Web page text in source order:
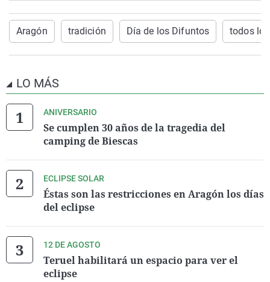
Aragón tradición Día de los Difuntos todos
LO MÁS
ANIVERSARIO
Se cumplen 30 años de la tragedia del
camping de Biescas
ECLIPSE SOLAR
Éstas son las restricciones en Aragón los días
del eclipse
12 DE AGOSTO
Teruel habilitará un espacio para ver el
eclipse